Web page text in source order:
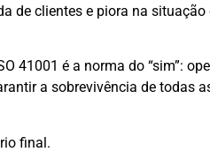
de clientes e piora na
41001 é a norma do “sim”:
a sobrevivência de todas
final.